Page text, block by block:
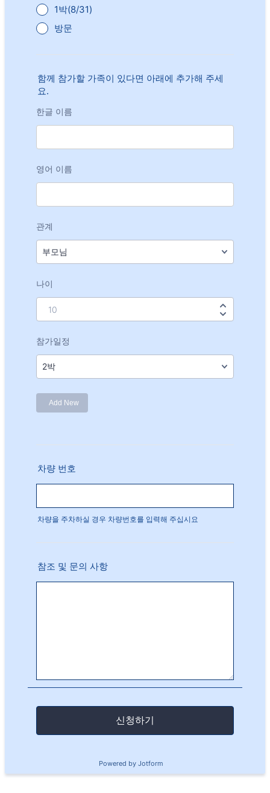
1박(8/31)
방문
함께 참가할 가족이 있다면 아래에 추가해 주세
요.
차량 번호
차량을 주차하실 경우 차량번호를 입력해 주십시요
참조 및 문의 사항
신청하기
Powered by Jotform